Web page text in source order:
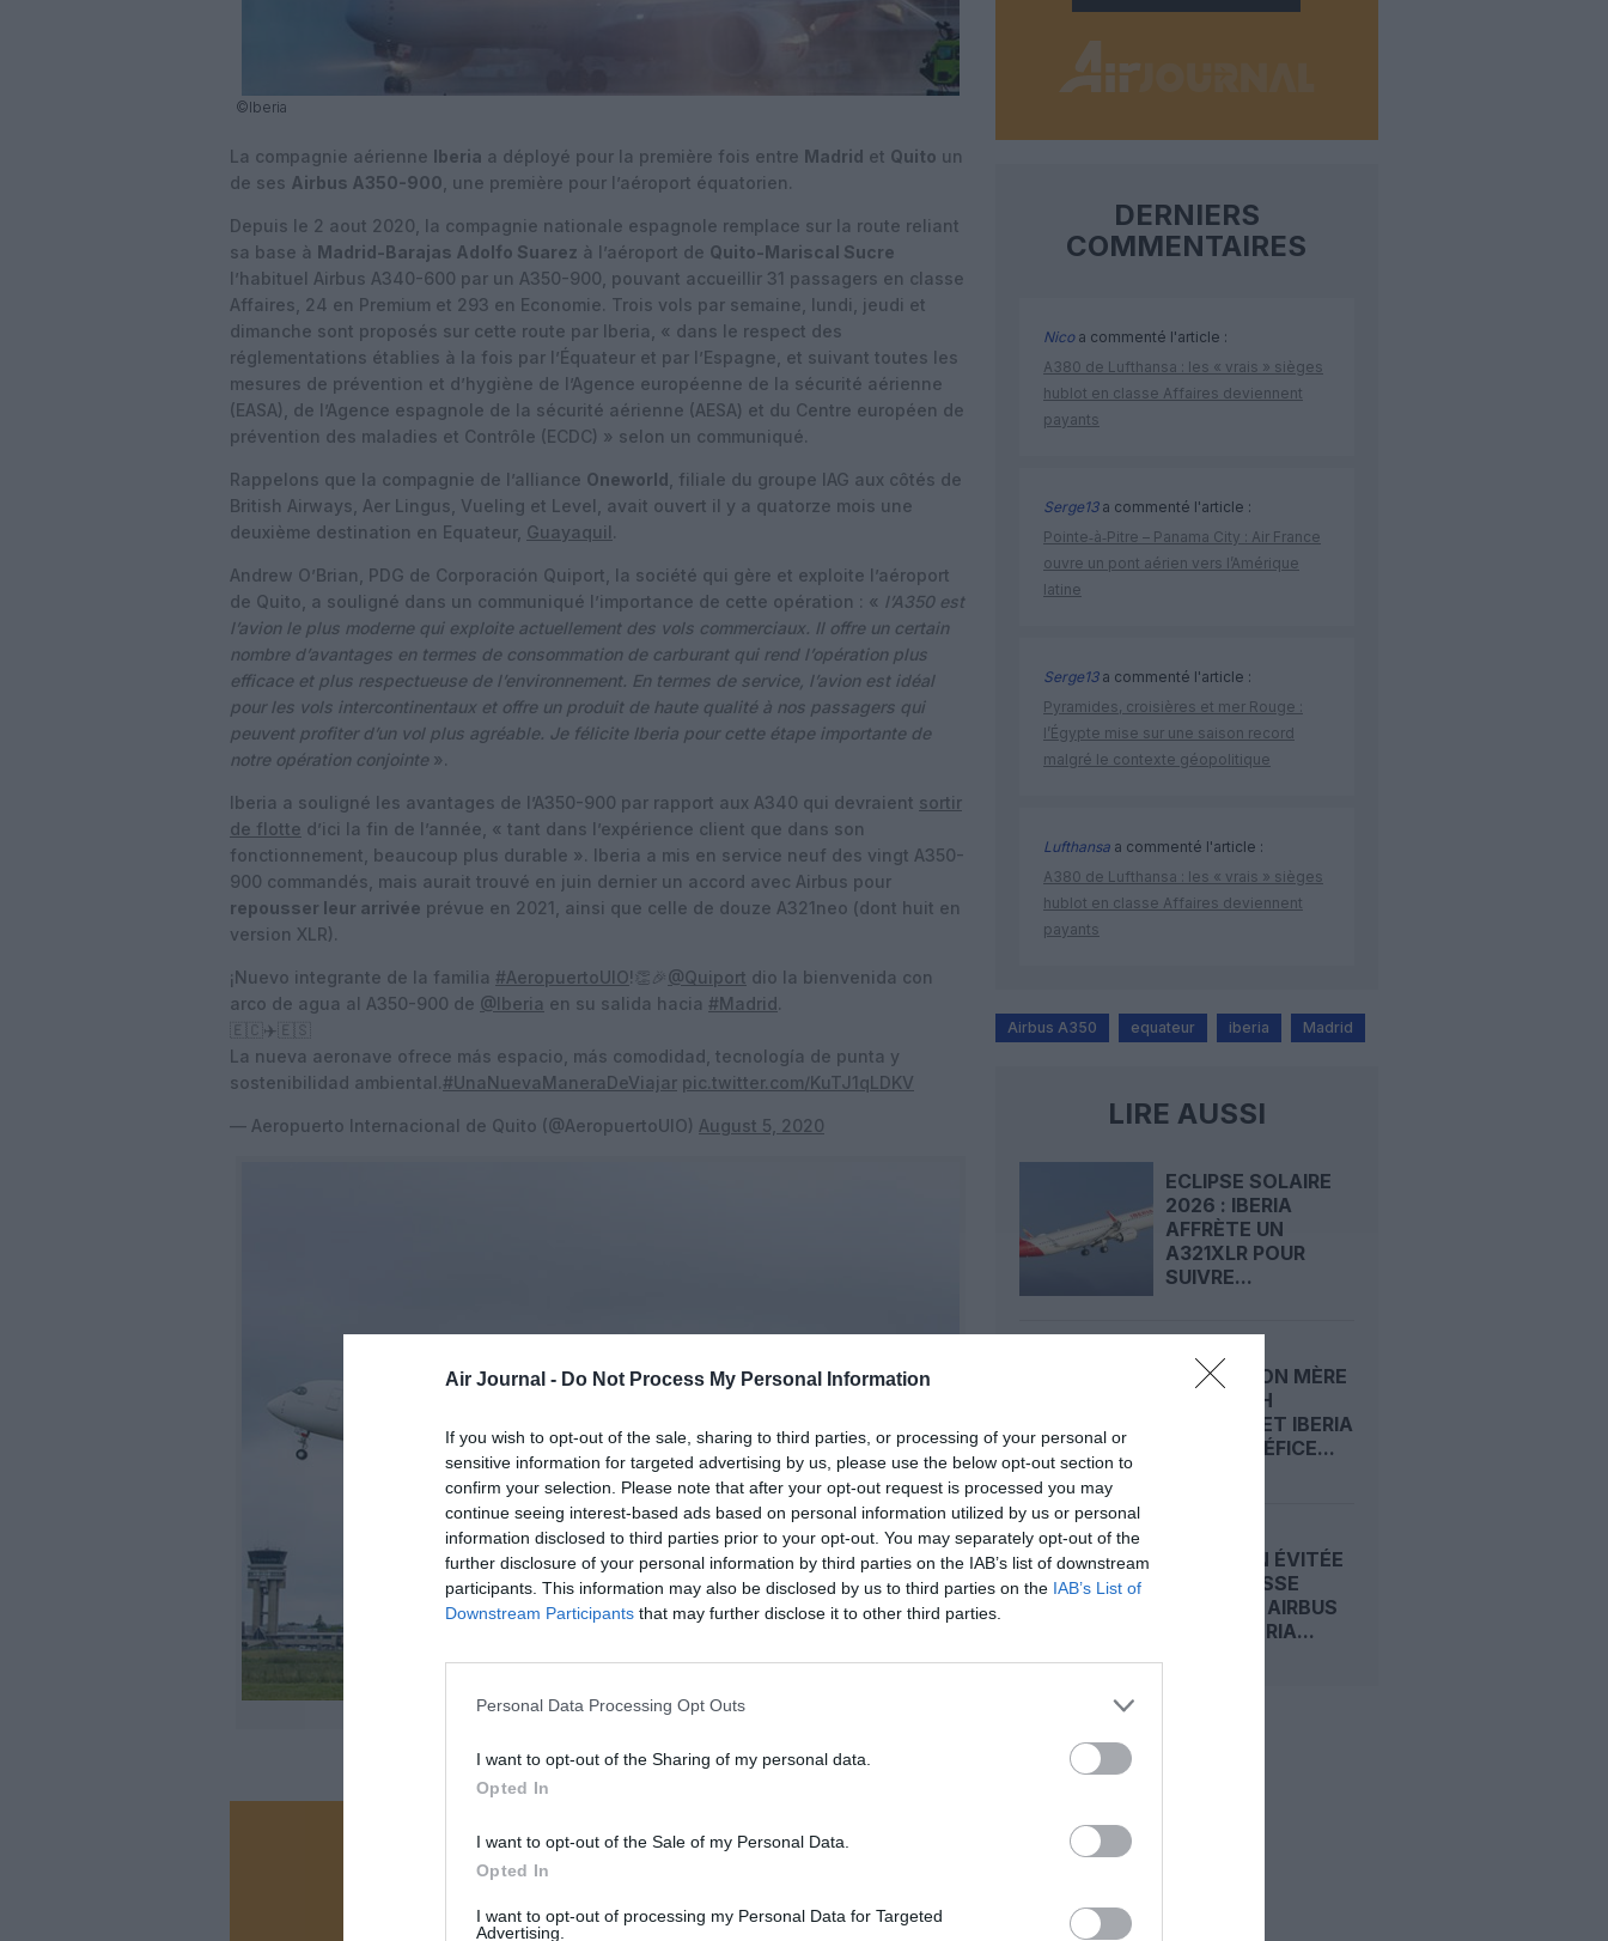
Air Journal - Do Not Process My Personal Information
If you wish to opt-out of the sale, sharing to third parties, or processing of your personal or
sensitive information for targeted advertising by us, please use the below opt-out section to
confirm your selection. Please note that after your opt-out request is processed you may
continue seeing interest-based ads based on personal information utilized by us or personal
information disclosed to third parties prior to your opt-out. You may separately opt-out of the
further disclosure of your personal information by third parties on the IAB’s list of downstream
participants. This information may also be disclosed by us to third parties on the IAB’s List of
Downstream Participants that may further disclose it to other third parties.
Personal Data Processing Opt Outs
I want to opt-out of the Sharing of my personal data.
Opted In
I want to opt-out of the Sale of my Personal Data.
Opted In
I want to opt-out of processing my Personal Data for Targeted
Advertising.
©Iberia
La compagnie aérienne Iberia a déployé pour la première fois entre Madrid et Quito un
de ses Airbus A350-900 , une première pour l’aéroport équatorien.
Depuis le 2 aout 2020, la compagnie nationale espagnole remplace sur la route reliant
sa base à Madrid-Barajas Adolfo Suarez à l’aéroport de Quito-Mariscal Sucre
l’habituel Airbus A340-600 par un A350-900, pouvant accueillir 31 passagers en classe
Affaires, 24 en Premium et 293 en Economie. Trois vols par semaine, lundi, jeudi et
dimanche sont proposés sur cette route par Iberia, « dans le respect des
réglementations établies à la fois par l’Équateur et par l’Espagne, et suivant toutes les
mesures de prévention et d’hygiène de l’Agence européenne de la sécurité aérienne
(EASA), de l’Agence espagnole de la sécurité aérienne (AESA) et du Centre européen de
prévention des maladies et Contrôle (ECDC) » selon un communiqué.
Rappelons que la compagnie de l’alliance Oneworld , filiale du groupe IAG aux côtés de
British Airways, Aer Lingus, Vueling et Level, avait ouvert il y a quatorze mois une
deuxième destination en Equateur, Guayaquil.
Andrew O’Brian, PDG de Corporación Quiport, la société qui gère et exploite l’aéroport
de Quito, a souligné dans un communiqué l’importance de cette opération : « l’A350 est
l’avion le plus moderne qui exploite actuellement des vols commerciaux. Il offre un certain
nombre d’avantages en termes de consommation de carburant qui rend l’opération plus
efficace et plus respectueuse de l’environnement. En termes de service, l’avion est idéal
pour les vols intercontinentaux et offre un produit de haute qualité à nos passagers qui
peuvent profiter d’un vol plus agréable. Je félicite Iberia pour cette étape importante de
notre opération conjointe ».
Iberia a souligné les avantages de l’A350-900 par rapport aux A340 qui devraient sortir
de flotte d’ici la fin de l’année, « tant dans l’expérience client que dans son
fonctionnement, beaucoup plus durable ». Iberia a mis en service neuf des vingt A350-
900 commandés, mais aurait trouvé en juin dernier un accord avec Airbus pour
repousser leur arrivée prévue en 2021, ainsi que celle de douze A321neo (dont huit en
version XLR).
¡Nuevo integrante de la familia #AeropuertoUIO!👏🎉@Quiport dio la bienvenida con
arco de agua al A350-900 de @Iberia en su salida hacia #Madrid.
🇪🇨✈️🇪🇸
La nueva aeronave ofrece más espacio, más comodidad, tecnología de punta y
sostenibilidad ambiental.#UnaNuevaManeraDeViajar pic.twitter.com/KuTJ1qLDKV
— Aeropuerto Internacional de Quito (@AeropuertoUIO) August 5, 2020
©Airbus
Vous avez apprécié l’article ?
Soutenez-nous, faites un don !
DERNIERS
COMMENTAIRES
Nicoa commenté l'article :
A380 de Lufthansa : les « vrais » sièges
hublot en classe Affaires deviennent
payants
Serge13a commenté l'article :
Pointe‑à‑Pitre – Panama City : Air France
ouvre un pont aérien vers l’Amérique
latine
Serge13a commenté l'article :
Pyramides, croisières et mer Rouge :
l’Égypte mise sur une saison record
malgré le contexte géopolitique
Lufthansa a commenté l'article :
A380 de Lufthansa : les « vrais » sièges
hublot en classe Affaires deviennent
payants
Airbus A350 equateur iberia Madrid
LIRE AUSSI
ECLIPSE SOLAIRE
2026 : IBERIA
AFFRÈTE UN
A321XLR POUR
SUIVRE...
IAG, MAISON MÈRE
DE BRITISH
AIRWAYS ET IBERIA
: SON BÉNÉFICE...
COLLISION ÉVITÉE
DE JUSTESSE
ENTRE UN AIRBUS
A321 D’IBERIA...